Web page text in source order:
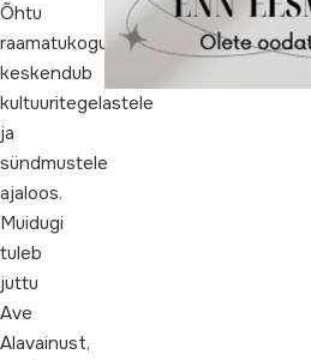
Õhtu
raamatukogus
keskendub
kultuuritegelastele
ja
sündmustele
ajaloos.
Muidugi
tuleb
juttu
Ave
Alavainust,